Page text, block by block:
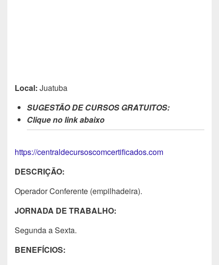
Local: Juatuba
SUGESTÃO DE CURSOS GRATUITOS:
Clique no link abaixo
https://centraldecursoscomcertificados.com
DESCRIÇÃO:
Operador Conferente (empilhadeira).
JORNADA DE TRABALHO:
Segunda a Sexta.
BENEFÍCIOS: